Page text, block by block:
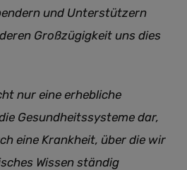
und Unterstützern
Großzügigkeit uns dies
nur eine erhebliche
Gesundheitssysteme dar,
eine Krankheit, über die wir
Wissen ständig